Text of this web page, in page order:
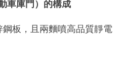
車庫門）的構成
板，且兩麵噴高品質靜電